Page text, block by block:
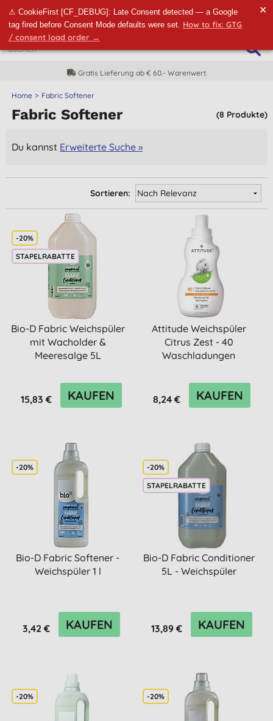
⚠ CookieFirst [CF_DEBUG]: Late Consent detected — a Google
tag fired before Consent Mode defaults were set. How to fix: GTG
/ consent load order →
✕
Gratis Lieferung ab € 60.- Warenwert
Home Fabric Softener
(8 Produkte)
Fabric Softener
Du kannst Erweiterte Suche »
Sortieren:
-20%
STAPELRABATTE
Bio-D Fabric Weichspüler
mit Wacholder &
Meeresalge 5L
15,83 € KAUFEN
Attitude Weichspüler
Citrus Zest - 40
Waschladungen
8,24 € KAUFEN
-20%
Bio-D Fabric Softener -
Weichspüler 1 l
3,42 € KAUFEN
-20%
STAPELRABATTE
Bio-D Fabric Conditioner
5L - Weichspüler
13,89 € KAUFEN
-20% -20%